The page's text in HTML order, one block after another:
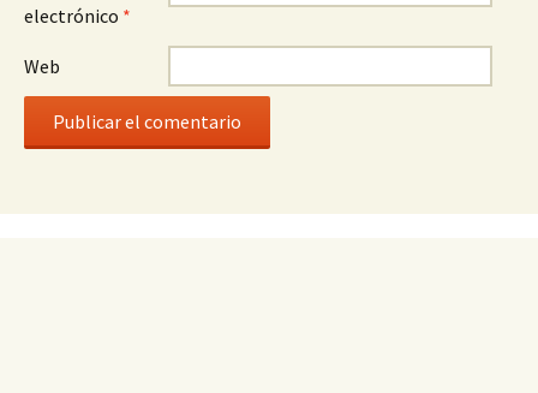
electrónico *
Web